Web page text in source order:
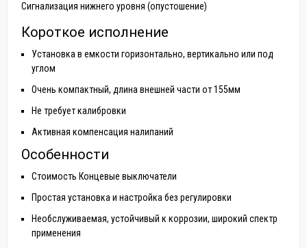
Сигнализация нижнего уровня (опустошение)
Короткое исполнение
Установка в емкости горизонтально, вертикально или под
углом
Очень компактный, длина внешней части от 155мм
Не требует калибровки
Активная компенсация налипаний
Особенности
Стоимость Концевые выключатели
Простая установка и настройка без регулировки
Необслуживаемая, устойчивый к коррозии, широкий спектр
применения